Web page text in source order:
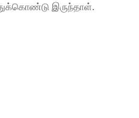
இருந்தாள்.